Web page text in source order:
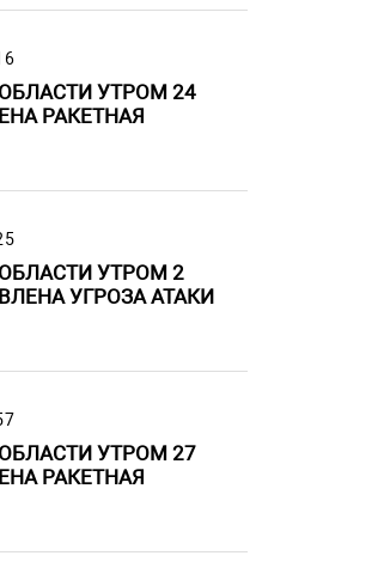
УТРОМ 24
РАКЕТНАЯ
УТРОМ 2
УГРОЗА АТАКИ
УТРОМ 27
РАКЕТНАЯ